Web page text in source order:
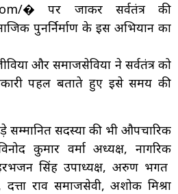
⁠� पर जाकर सर्वतंत्र की
पुनर्निर्माण के इस अभियान का
और समाजसेवियों ने सर्वतंत्र को
पहल बताते हुए इसे समय की
सम्मानित सदस्यों की भी औपचारिक
कुमार वर्मा अध्यक्ष, नागरिक
सिंह उपाध्यक्ष, अरुण भगत
दत्ता राव समाजसेवी, अशोक मिश्रा